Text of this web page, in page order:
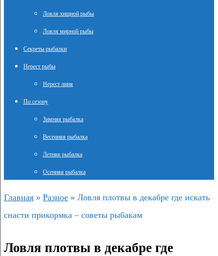
Ловля хищной рыбы
Ловля мирной рыбы
Секреты рыбалки
Нерест рыбы
Нерест линя
По сезону
Зимняя рыбалка
Весенняя рыбалка
Летняя рыбалка
Осенняя рыбалка
Главная » Разное » Ловля плотвы в декабре где искать
снасти прикормка – советы рыбакам
Ловля плотвы в декабре где